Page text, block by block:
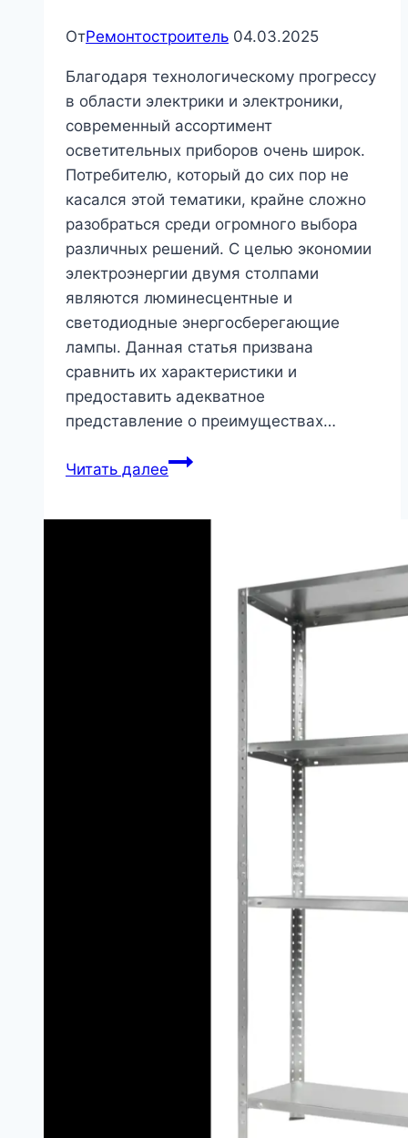
ОтРемонтостроитель 04.03.2025
Благодаря технологическому прогрессу
в области электрики и электроники,
современный ассортимент
осветительных приборов очень широк.
Потребителю, который до сих пор не
касался этой тематики, крайне сложно
разобраться среди огромного выбора
различных решений. С целью экономии
электроэнергии двумя столпами
являются люминесцентные и
светодиодные энергосберегающие
лампы. Данная статья призвана
сравнить их характеристики и
предоставить адекватное
представление о преимуществах…
Читать далееCравнение